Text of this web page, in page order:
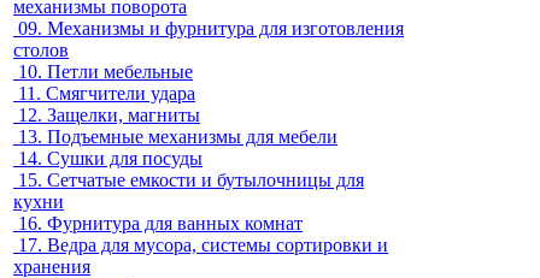
механизмы поворота
09. Механизмы и фурнитура для изготовления
столов
10. Петли мебельные
11. Смягчители удара
12. Защелки, магниты
13. Подъемные механизмы для мебели
14. Сушки для посуды
15. Сетчатые емкости и бутылочницы для
кухни
16. Фурнитура для ванных комнат
17. Ведра для мусора, системы сортировки и
хранения